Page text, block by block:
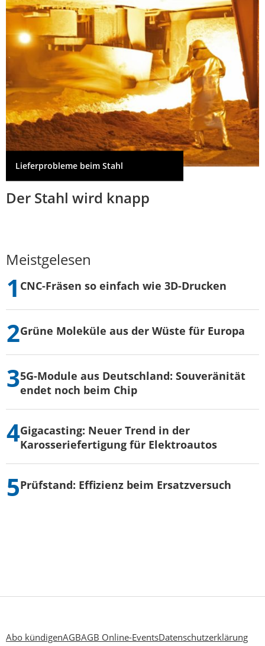
Lieferprobleme beim Stahl
Der Stahl wird knapp
Meistgelesen
CNC-Fräsen so einfach wie 3D-Drucken
Grüne Moleküle aus der Wüste für Europa
5G-Module aus Deutschland: Souveränität
endet noch beim Chip
Gigacasting: Neuer Trend in der
Karosseriefertigung für Elektroautos
Prüfstand: Effizienz beim Ersatzversuch
Abo kündigenAGBAGB Online-EventsDatenschutzerklärung